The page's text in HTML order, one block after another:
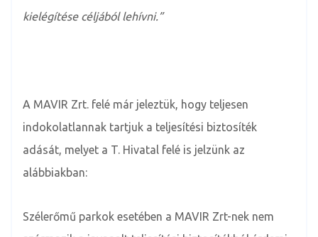
kielégítése céljából lehívni.”
A MAVIR Zrt. felé már jeleztük, hogy teljesen
indokolatlannak tartjuk a teljesítési biztosíték
adását, melyet a T. Hivatal felé is jelzünk az
alábbiakban:
Szélerőmű parkok esetében a MAVIR Zrt-nek nem